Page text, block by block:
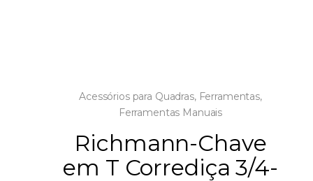
Acessórios para Quadras, Ferramentas,
Ferramentas Manuais
Richmann-Chave
em T Corrediça 3/4-